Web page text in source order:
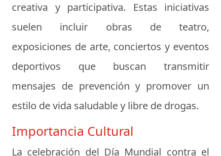
creativa y participativa. Estas iniciativas
suelen incluir obras de teatro,
exposiciones de arte, conciertos y eventos
deportivos que buscan transmitir
mensajes de prevención y promover un
estilo de vida saludable y libre de drogas.
Importancia Cultural
La celebración del Día Mundial contra el